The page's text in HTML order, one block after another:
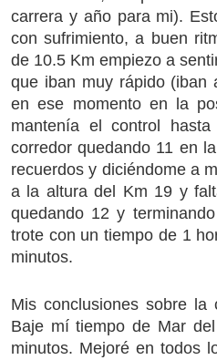
carrera y año para mi).
con sufrimiento, a buen
de 10.5 Km empiezo a
que iban muy rápido (iban
en ese momento en la
mantenía el control
corredor quedando 11 en
recuerdos y diciéndome a
a la altura del Km 19 y
quedando 12 y
trote con un tiempo de 1
minutos.
Mis conclusiones sobre
Baje mí tiempo de Mar
minutos. Mejoré en todos